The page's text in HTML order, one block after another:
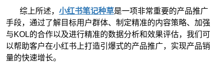
综上所述， 小红书笔记种草是一项非常重要的产品推广
手段，通过了解目标用户群体、制定精准的内容策略、加强
与KOL的合作以及进行精准的数据分析和效果评估，我们可
以帮助客户在小红书上打造引爆式的产品推广，实现产品销
量的快速增长。